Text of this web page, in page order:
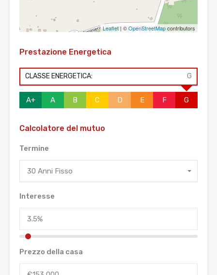
Leaflet| ©OpenStreetMapcontributors
Prestazione Energetica
CLASSE ENERGETICA: G
A+ A B C D E F G
Calcolatore del mutuo
Termine
30 Anni Fisso
Interesse
Prezzo della casa